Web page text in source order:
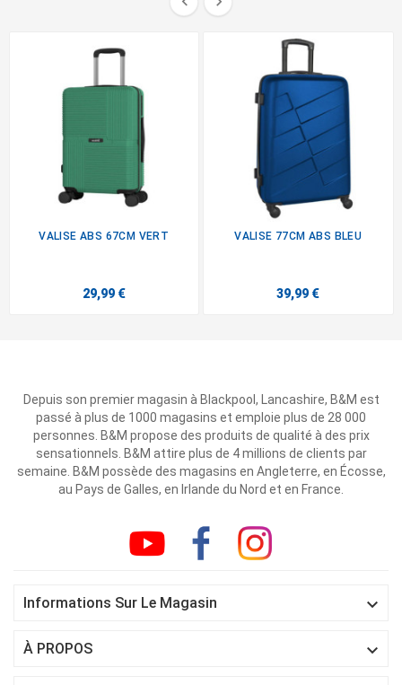
VALISE ABS 67CM VERT
29,99 €
VALISE 77CM ABS BLEU
39,99 €
Depuis son premier magasin à Blackpool, Lancashire, B&M est
passé à plus de 1000 magasins et emploie plus de 28 000
personnes. B&M propose des produits de qualité à des prix
sensationnels. B&M attire plus de 4 millions de clients par
semaine. B&M possède des magasins en Angleterre, en Écosse,
au Pays de Galles, en Irlande du Nord et en France.
Informations Sur Le Magasin 
À PROPOS 